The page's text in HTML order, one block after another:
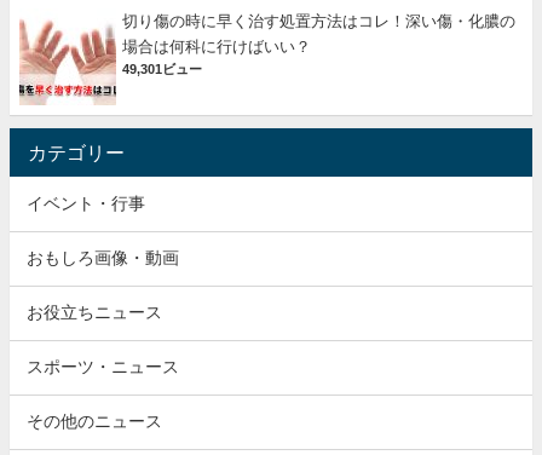
切り傷の時に早く治す処置方法はコレ！深い傷・化膿の
場合は何科に行けばいい？
49,301ビュー
カテゴリー
イベント・行事
おもしろ画像・動画
お役立ちニュース
スポーツ・ニュース
その他のニュース